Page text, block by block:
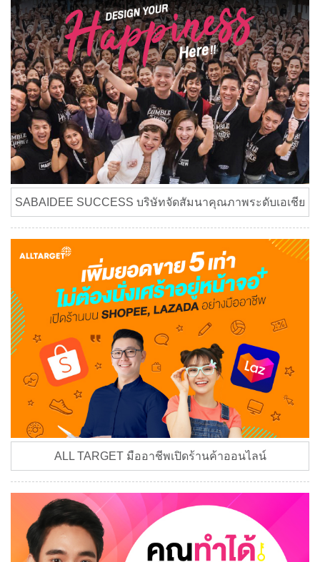
SABAIDEE SUCCESS บริษัทจัดสัมนาคุณภาพระดับเอเชีย
ALL TARGET มืออาชีพเปิดร้านค้าออนไลน์